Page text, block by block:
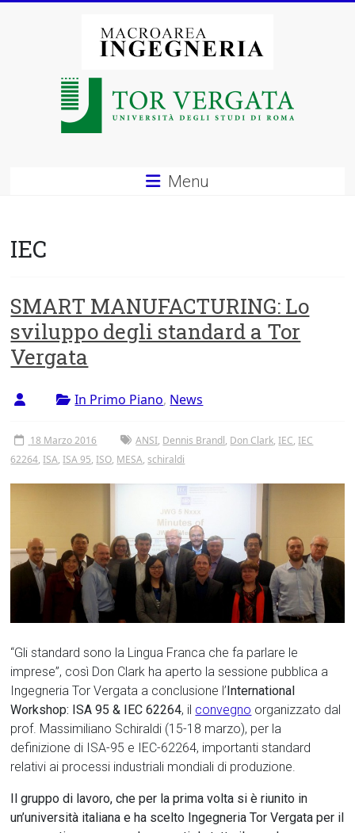
Macroarea
degli
di
Roma
Tor
Vergata
Menu
IEC
SMART MANUFACTURING: Lo
sviluppo degli standard a Tor
Vergata
In Primo Piano, News
18 Marzo 2016 ANSI, Dennis Brandl, Don Clark,IEC,IEC
62264,ISA,ISA 95,ISO, MESA,schiraldi
“Gli standard sono la Lingua Franca che fa parlare le
imprese”, così Don Clark ha aperto la sessione pubblica a
Ingegneria Tor Vergata a conclusione l’International
Workshop: ISA 95 & IEC 62264, il convegno organizzato dal
prof. Massimiliano Schiraldi (15-18 marzo), per la
definizione di ISA-95 e IEC-62264, importanti standard
relativi ai processi industriali mondiali di produzione.
Il gruppo di lavoro, cheper la prima volta si è riunito in
un’università italiana e ha scelto Ingegneria Tor Vergata per il